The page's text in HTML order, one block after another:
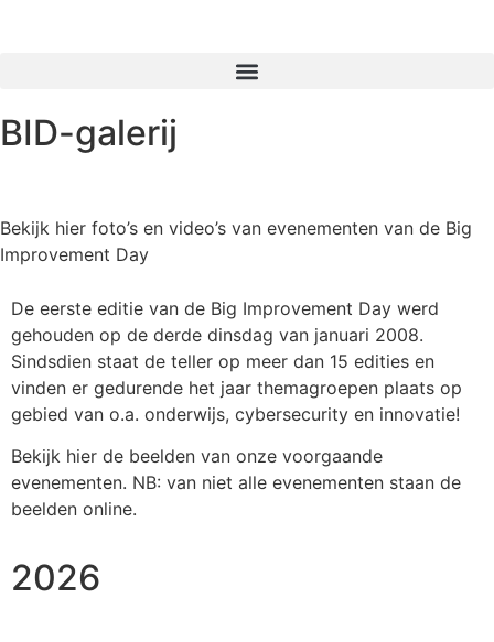
BID-galerij
Bekijk hier foto’s en video’s van evenementen van de Big
Improvement Day
De eerste editie van de Big Improvement Day werd
gehouden op de derde dinsdag van januari 2008.
Sindsdien staat de teller op meer dan 15 edities en
vinden er gedurende het jaar themagroepen plaats op
gebied van o.a. onderwijs, cybersecurity en innovatie!
Bekijk hier de beelden van onze voorgaande
evenementen. NB: van niet alle evenementen staan de
beelden online.
2026